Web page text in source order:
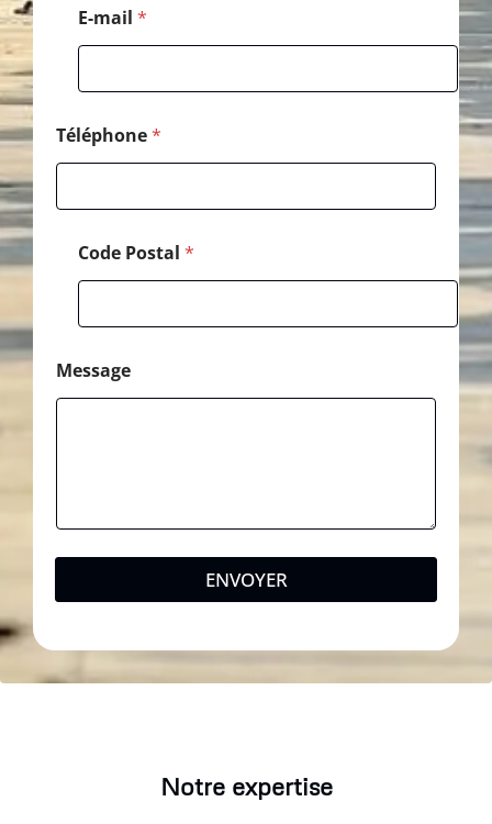
E-mail *
M
e
s
s
a
g
e
Téléphone*
Code Postal *
Message
ENVOYER
Notre expertise